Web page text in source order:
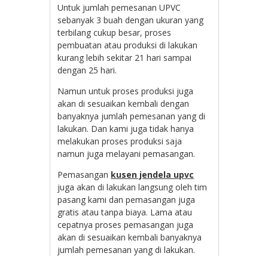
Untuk jumlah pemesanan UPVC
sebanyak 3 buah dengan ukuran yang
terbilang cukup besar, proses
pembuatan atau produksi di lakukan
kurang lebih sekitar 21 hari sampai
dengan 25 hari.
Namun untuk proses produksi juga
akan di sesuaikan kembali dengan
banyaknya jumlah pemesanan yang di
lakukan. Dan kami juga tidak hanya
melakukan proses produksi saja
namun juga melayani pemasangan.
Pemasangan kusen jendela upvc
juga akan di lakukan langsung oleh tim
pasang kami dan pemasangan juga
gratis atau tanpa biaya. Lama atau
cepatnya proses pemasangan juga
akan di sesuaikan kembali banyaknya
jumlah pemesanan yang di lakukan.